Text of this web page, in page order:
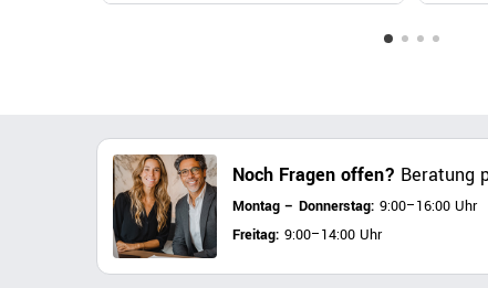
Noch Fragen offen? Beratung
Montag – Donnerstag: 9:00–16:00 Uhr
Freitag: 9:00–14:00 Uhr